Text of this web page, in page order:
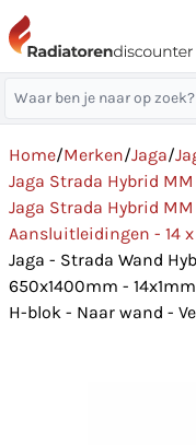
Home/Merken/Jaga/
Jaga Strada Hybrid MM
Jaga Strada Hybrid
Aansluitleidingen - 14 x
Jaga - Strada Wand
650x1400mm -
H-blok - Naar wand -